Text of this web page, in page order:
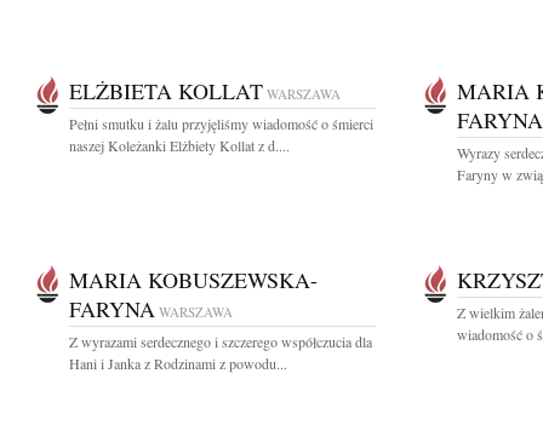
ELŻBIETA KOLLAT WARSZAWA
Pełni smutku i żalu przyjęliśmy wiadomość o śmierci
naszej Koleżanki Elżbiety Kollat z d....
MARIA
FARYNA
Wyrazy
Faryny w
MARIA KOBUSZEWSKA-
FARYNA WARSZAWA
Z wyrazami serdecznego i szczerego współczucia dla
Hani i Janka z Rodzinami z powodu...
Z wielkim
wiadomość o